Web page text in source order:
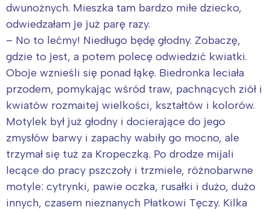
dwunożnych. Mieszka tam bardzo miłe dziecko,
odwiedzałam je już parę razy.
– No to lećmy! Niedługo będę głodny. Zobaczę,
gdzie to jest, a potem polecę odwiedzić kwiatki.
Oboje wznieśli się ponad łąkę. Biedronka leciała
przodem, pomykając wśród traw, pachnących ziół i
kwiatów rozmaitej wielkości, kształtów i kolorów.
Motylek był już głodny i docierające do jego
zmysłów barwy i zapachy wabiły go mocno, ale
trzymał się tuż za Kropeczką. Po drodze mijali
lecące do pracy pszczoły i trzmiele, różnobarwne
motyle: cytrynki, pawie oczka, rusałki i dużo, dużo
innych, czasem nieznanych Płatkowi Tęczy. Kilka